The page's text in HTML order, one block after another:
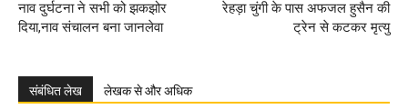
नाव दुर्घटना ने सभी को झकझोर
दिया,नाव संचालन बना जानलेवा
रेहड़ा चुंगी के पास अफजल हुसैन की
ट्रेन से कटकर मृत्यु
संबंधित लेख लेखक से और अधिक